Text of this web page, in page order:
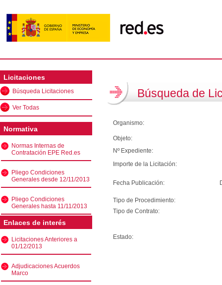
Licitaciones
Búsqueda Licitaciones
Ver Todas
Normativa
Normas Internas de
Contratación EPE Red.es
Pliego Condiciones
Generales desde 12/11/2013
Pliego Condiciones
Generales hasta 11/11/2013
Enlaces de interés
Licitaciones Anteriores a
01/12/2013
Adjudicaciones Acuerdos
Marco
Búsqueda de
Organismo:
Objeto:
Nº Expediente:
Importe de la Licitación:
Fecha Publicación:
Tipo de Procedimiento:
Tipo de Contrato:
Estado: